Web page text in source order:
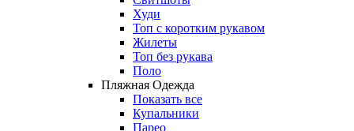
Худи
Топ с коротким рукавом
Жилеты
Топ без рукава
Поло
Пляжная Одежда
Показать все
Купальники
Парео